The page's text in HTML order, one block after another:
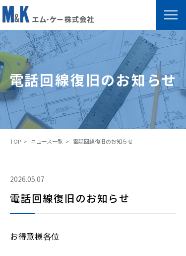
電
話
回
線
復
旧
の
お
電話回線復旧のお知らせ
TOP ニュース一覧 電話回線復旧のお知らせ
2026.05.07
電話回線復旧のお知らせ
お得意様各位